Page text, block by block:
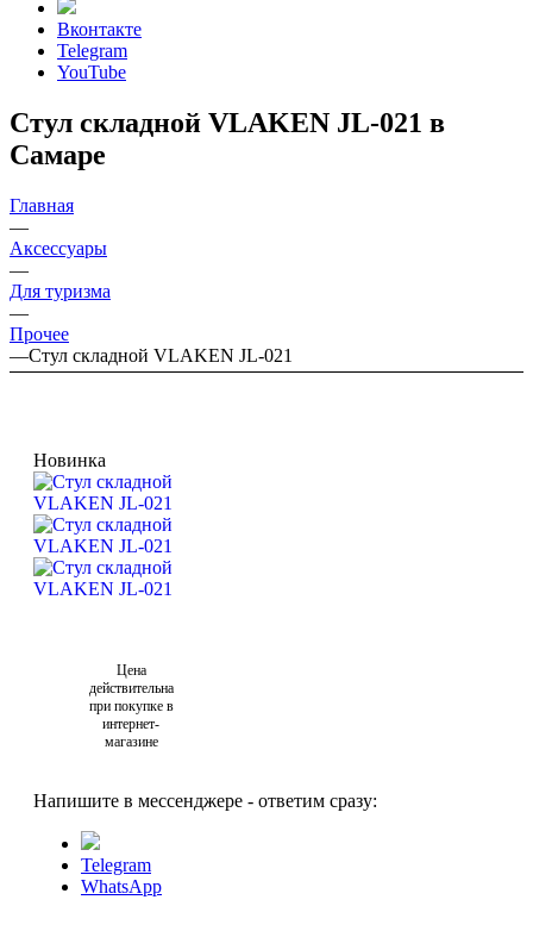
Вконтакте
Telegram
YouTube
Стул складной VLAKEN JL-021 в
Самаре
Главная
—
Аксессуары
—
Для туризма
—
Прочее
—Стул складной VLAKEN JL-021
Новинка
Цена
действительна
при покупке в
интернет-
магазине
Напишите в мессенджере - ответим сразу:
Telegram
WhatsApp